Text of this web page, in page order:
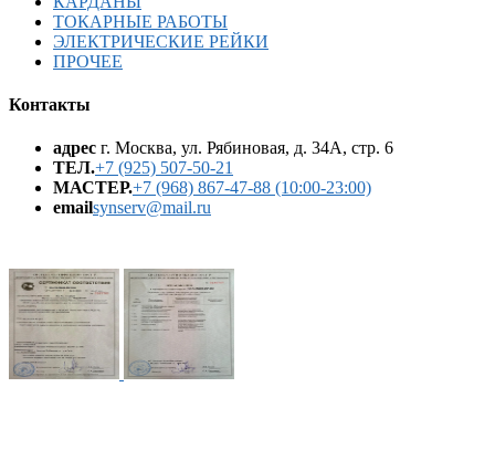
ТОКАРНЫЕ РАБОТЫ
ЭЛЕКТРИЧЕСКИЕ РЕЙКИ
ПРОЧЕЕ
Контакты
адрес г. Москва, ул. Рябиновая, д. 34А, стр. 6
ТЕЛ.+7 (925) 507-50-21
МАСТЕР.+7 (968) 867-47-88 (10:00-23:00)
emailsynserv@mail.ru